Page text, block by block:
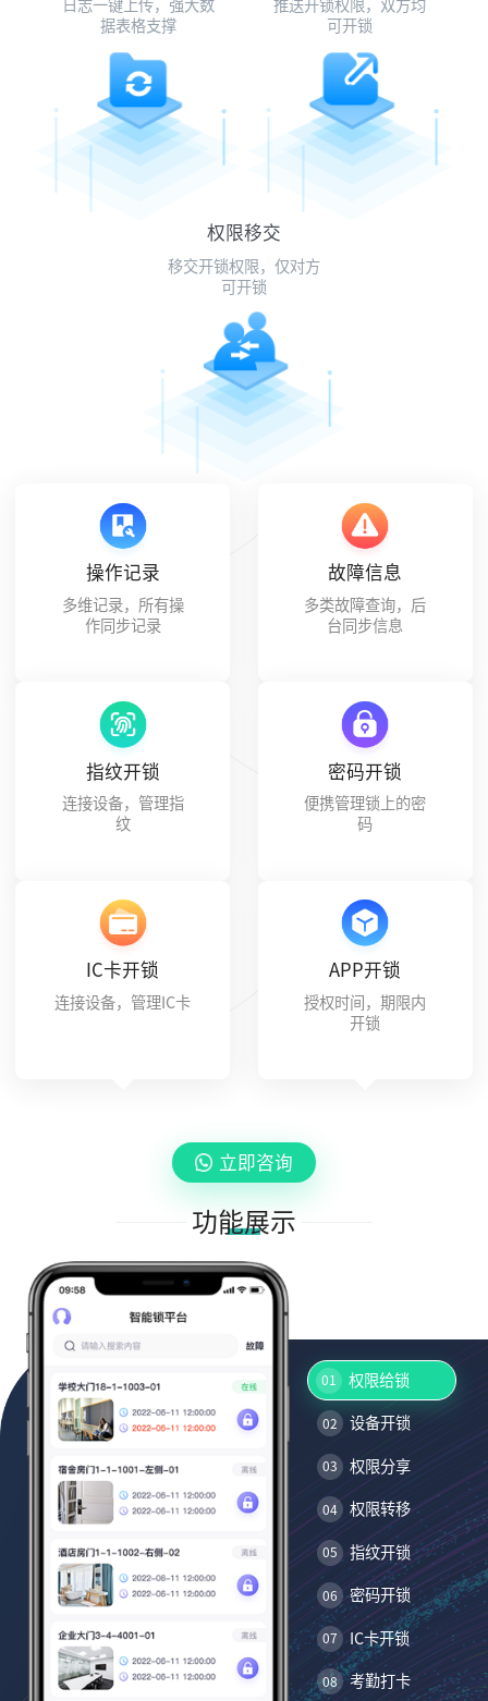
日志一键上传，强大数
据表格支撑
推送开锁权限，双方均
可开锁
权限移交
移交开锁权限，仅对方
可开锁
操作记录
多维记录，所有操
作同步记录
故障信息
多类故障查询，后
台同步信息
指纹开锁
连接设备，管理指
纹
密码开锁
便携管理锁上的密
码
IC卡开锁
连接设备，管理IC卡
APP开锁
授权时间，期限内
开锁
立即咨询
功能展示
01 权限给锁
02 设备开锁
03 权限分享
04 权限转移
05 指纹开锁
06 密码开锁
07 IC卡开锁
08 考勤打卡